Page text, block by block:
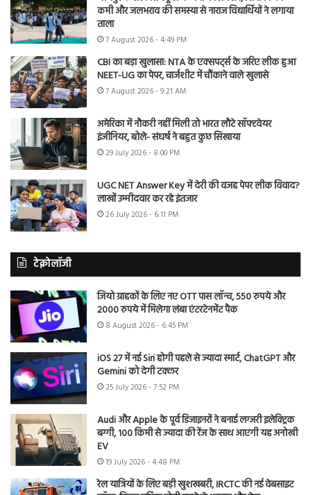
कमी और जलभराव की समस्या से नाराज विद्यार्थियों ने लगाया
ताला
7 August 2026 - 4:49 PM
CBI का बड़ा खुलासा: NTA के एक्सपर्ट्स के जरिए लीक हुआ
NEET-UG का पेपर, चार्जशीट में चौंकाने वाले खुलासे
7 August 2026 - 9:21 AM
अमेरिका में नौकरी नहीं मिली तो भारत लौटे सॉफ्टवेयर
इंजीनियर, बोले- संघर्ष ने बहुत कुछ सिखाया
29 July 2026 - 8:00 PM
UGC NET Answer Key में देरी की वजह पेपर लीक विवाद?
लाखों उम्मीदवार कर रहे इंतजार
26 July 2026 - 6:11 PM
टेक्नोलॉजी
जियो ग्राहकों के लिए नए OTT पास लॉन्च, 550 रुपये और
2000 रुपये में मिलेगा लंबा एंटरटेनमेंट पैक
8 August 2026 - 6:45 PM
iOS 27 में नई Siri होगी पहले से ज्यादा स्मार्ट, ChatGPT और
Gemini को देगी टक्कर
25 July 2026 - 7:52 PM
Audi और Apple के पूर्व डिजाइनरों ने बनाई लग्जरी इलेक्ट्रिक
बग्गी, 100 किमी से ज्यादा की रेंज के साथ आएगी यह अनोखी
EV
19 July 2026 - 4:48 PM
रेल यात्रियों के लिए बड़ी खुशखबरी, IRCTC की नई वेबसाइट